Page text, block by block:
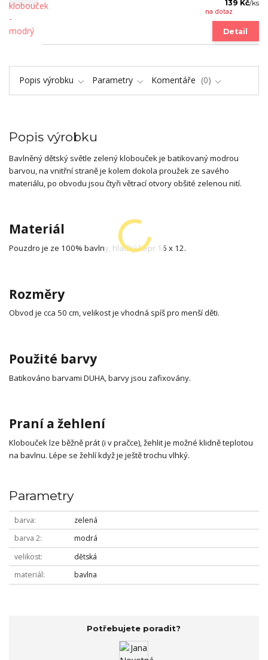
139 Kč/ks
na dotaz
Detail
Popis výrobku Parametry Komentáře 0
Popis výrobku
Bavlněný dětský světle zelený klobouček je batikovaný modrou
barvou, na vnitřní straně je kolem dokola proužek ze savého
materiálu, po obvodu jsou čtyři větrací otvory obšité zelenou nití.
Materiál
Pouzdro je ze 100% bavlny, hladký kepr 16 x 12.
Rozměry
Obvod je cca 50 cm, velikost je vhodná spíš pro menší děti.
Použité barvy
Batikováno barvami DUHA, barvy jsou zafixovány.
Praní a žehlení
Klobouček lze běžně prát (i v pračce), žehlit je možné klidně teplotou
na bavlnu. Lépe se žehlí když je ještě trochu vlhký.
Parametry
barva
zelená
barva 2
modrá
velikost
dětská
materiál
bavlna
Potřebujete poradit?